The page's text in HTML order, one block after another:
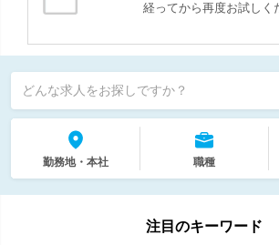
経ってから再度お試しく
どんな求人をお探しですか？
勤務地・本社 職種
注目のキーワード